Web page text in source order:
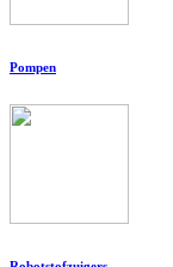
Pompen